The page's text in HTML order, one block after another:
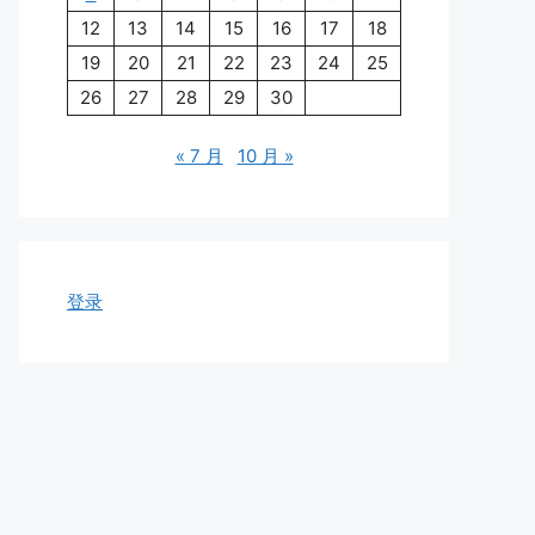
12
13 14 15 16 17
18
19
20 21 22 23 24
25
26
27 28 29 30
« 7 月 10 月 »
登录